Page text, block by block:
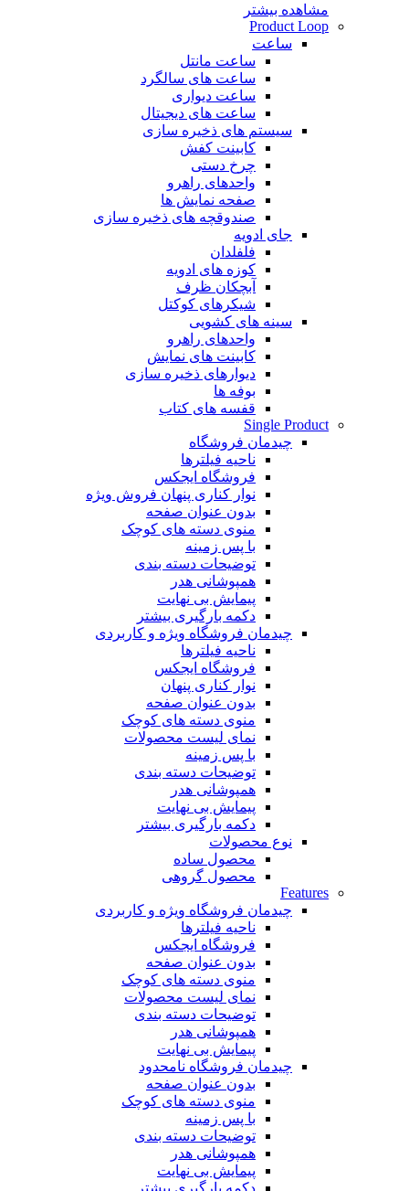
مشاهده بیشتر
Product Loop
ساعت
ساعت مانتل
ساعت های سالگرد
ساعت دیواری
ساعت های دیجیتال
سیستم های ذخیره سازی
کابینت کفش
چرخ دستی
واحدهای راهرو
صفحه نمایش ها
صندوقچه های ذخیره سازی
جای ادویه
فلفلدان
کوزه های ادویه
آبچکان ظرف
شیکرهای کوکتل
سینه های کشویی
واحدهای راهرو
کابینت های نمایش
دیوارهای ذخیره سازی
بوفه ها
قفسه های کتاب
Single Product
چیدمان فروشگاه
ناحیه فیلترها
فروشگاه ایجکس
نوار کناری پنهان فروش ویژه
بدون عنوان صفحه
منوی دسته های کوچک
با پس زمینه
توضیحات دسته بندی
همپوشانی هدر
پیمایش بی نهایت
دکمه بارگیری بیشتر
چیدمان فروشگاه ویژه و کاربردی
ناحیه فیلترها
فروشگاه ایجکس
نوار کناری پنهان
بدون عنوان صفحه
منوی دسته های کوچک
نمای لیست محصولات
با پس زمینه
توضیحات دسته بندی
همپوشانی هدر
پیمایش بی نهایت
دکمه بارگیری بیشتر
نوع محصولات
محصول ساده
محصول گروهی
Features
چیدمان فروشگاه ویژه و کاربردی
ناحیه فیلترها
فروشگاه ایجکس
بدون عنوان صفحه
منوی دسته های کوچک
نمای لیست محصولات
توضیحات دسته بندی
همپوشانی هدر
پیمایش بی نهایت
چیدمان فروشگاه نامحدود
بدون عنوان صفحه
منوی دسته های کوچک
با پس زمینه
توضیحات دسته بندی
همپوشانی هدر
پیمایش بی نهایت
دکمه بارگیری بیشتر